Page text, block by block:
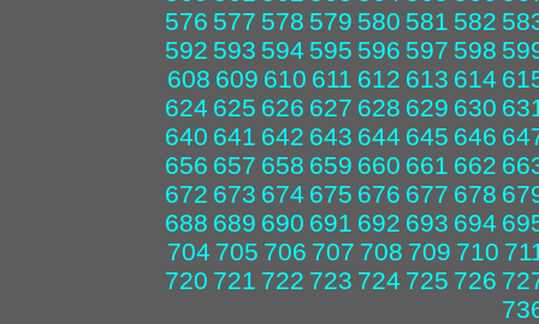
576 577 578 579 580 581 582
592 593 594 595 596 597 598
608 609 610 611 612 613 614
624 625 626 627 628 629 630
640 641 642 643 644 645 646
656 657 658 659 660 661 662
672 673 674 675 676 677 678
688 689 690 691 692 693 694
704 705 706 707 708 709 710
720 721 722 723 724 725 726